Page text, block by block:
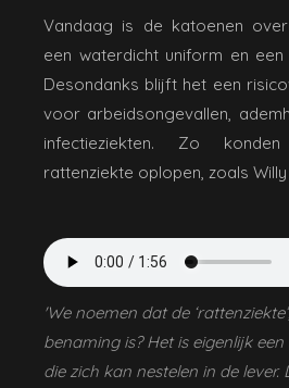
Vandaag is de katoenen
een waterdicht uniform en een
Desondanks blijft het een
voor arbeidsongevallen,
infectieziekten. Zo
rattenziekte oplopen, zoals
'We noemen dat de
benaming is? Het is eigenlijk
die zich kan nestelen in de